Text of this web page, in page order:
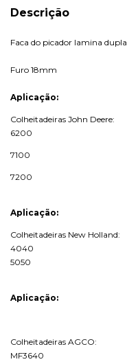
Descrição
Faca do picador lamina dupla
Furo 18mm
Aplicação:
Colheitadeiras John Deere:
6200
7100
7200
Aplicação:
Colheitadeiras New Holland:
4040
5050
Aplicação:
Colheitadeiras AGCO:
MF3640